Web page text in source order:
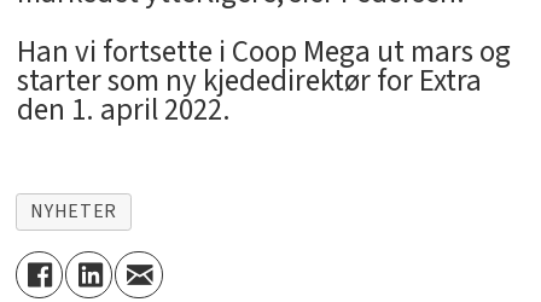
Han vi fortsette i Coop Mega ut mars og
starter som ny kjededirektør for Extra
den 1. april 2022.
NYHETER